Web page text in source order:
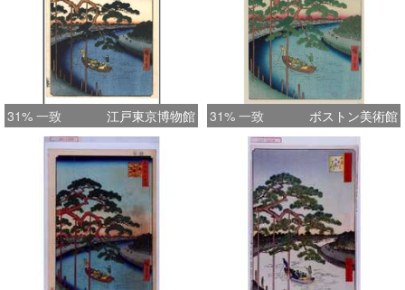
31% 一致 江戸東京博物館 31% 一致 ボストン美術館